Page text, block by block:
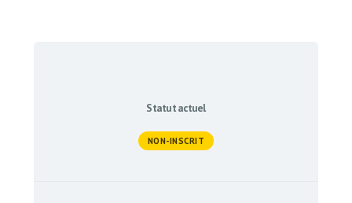
Statut actuel
NON-INSCRIT